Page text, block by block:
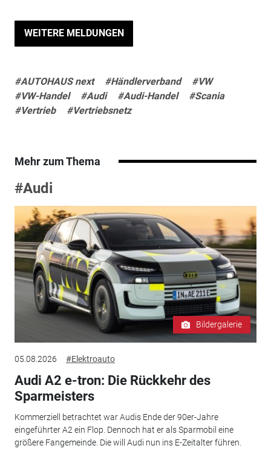
WEITERE MELDUNGEN
#AUTOHAUS next #Händlerverband
#VW
#VW-Handel
#Audi #Audi-Handel
#Scania
#Vertrieb
#Vertriebsnetz
Mehr zum Thema
#Audi
Bildergalerie
05.08.2026 #Elektroauto
Audi A2 e-tron: Die Rückkehr des
Sparmeisters
Kommerziell betrachtet war Audis Ende der 90er-Jahre
eingeführter A2 ein Flop. Dennoch hat er als Sparmobil eine
größere Fangemeinde. Die will Audi nun ins E-Zeitalter führen.